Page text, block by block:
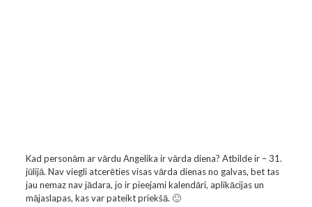
Kad personām ar vārdu Angelika ir vārda diena? Atbilde ir – 31.
jūlijā. Nav viegli atcerēties visas vārda dienas no galvas, bet tas
jau nemaz nav jādara, jo ir pieejami kalendāri, aplikācijas un
mājaslapas, kas var pateikt priekšā. 🙂